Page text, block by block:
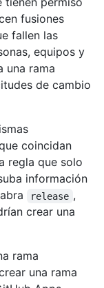
fusiones
fallen las
equipos y
una rama
de cambio
coincidan
regla que solo
información
release ,
crear una
rama
una rama